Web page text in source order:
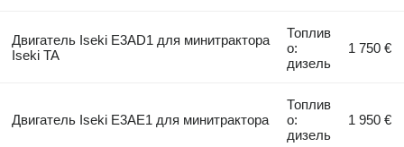
Двигатель Iseki E3AD1 для минитрактора
Iseki TA
Топлив
о:
дизель
1 750 €
Двигатель Iseki E3AE1 для минитрактора
Топлив
о:
дизель
1 950 €